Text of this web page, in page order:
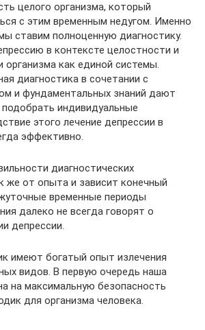
целого организма, который
с этим временным недугом. Именно
ставим полноценную диагностику.
в контексте целостности и
организма как единой системы.
диагностика в сочетании с
и фундаментальных знаний дают
индивидуальные
этого лечение депрессии в
эффективно.
диагностических
же от опыта и зависит конечный
временные периоды
далеко не всегда говорят о
депрессии.
имеют богатый опыт излечения
видов. В первую очередь наша
на максимальную безопасность
для организма человека.